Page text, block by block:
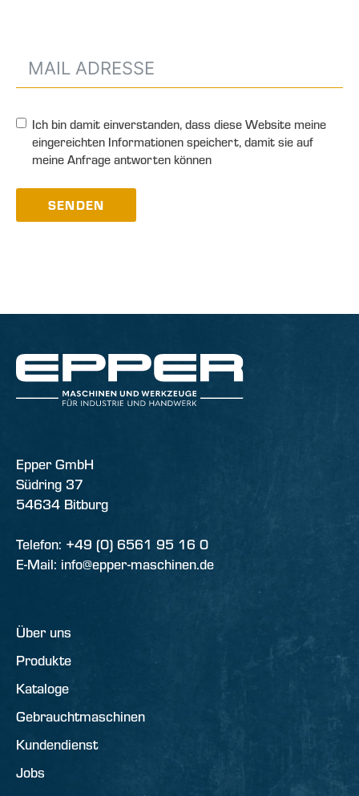
Ich bin damit einverstanden, dass diese Website meine
eingereichten Informationen speichert, damit sie auf
meine Anfrage antworten können
SENDEN
Epper GmbH
Südring 37
54634 Bitburg
Telefon: +49 (0) 6561 95 16 0
E-Mail: info@epper-maschinen.de
Über uns
Produkte
Kataloge
Gebrauchtmaschinen
Kundendienst
Jobs